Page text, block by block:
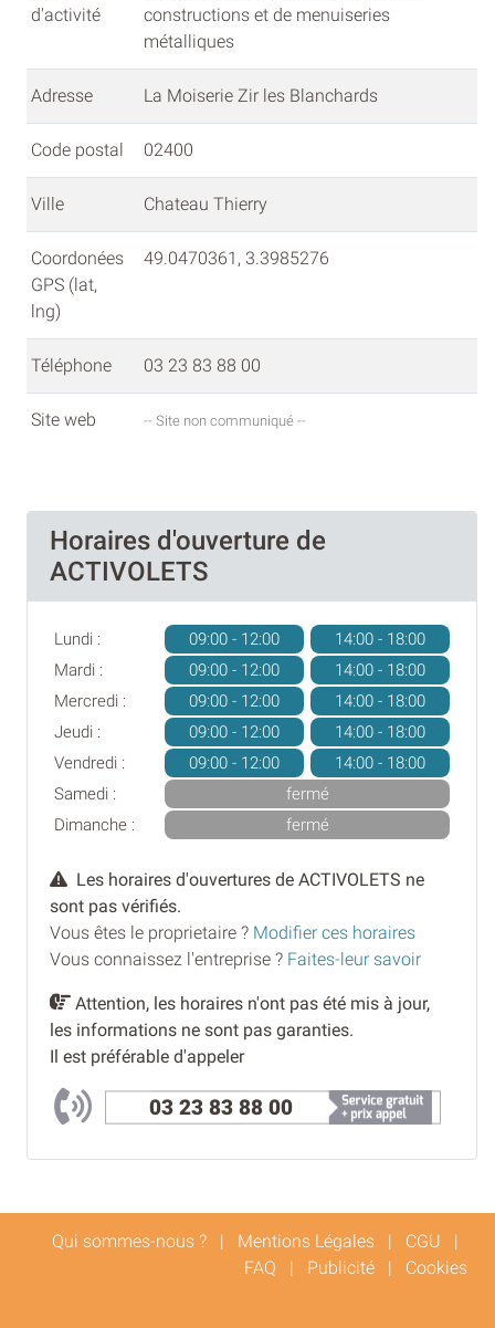
d'activité
constructions et de menuiseries
métalliques
Adresse La Moiserie Zir les Blanchards
Code postal 02400
Ville Chateau Thierry
Coordonées
GPS (lat,
lng)
49.0470361, 3.3985276
Téléphone 03 23 83 88 00
Site web -- Site non communiqué --
Horaires d'ouverture de
ACTIVOLETS
Lundi : 09:00 - 12:00
14:00 - 18:00
Mardi :
09:00 - 12:00
14:00 - 18:00
Mercredi :
09:00 - 12:00
14:00 - 18:00
Jeudi :
09:00 - 12:00
14:00 - 18:00
Vendredi :
09:00 - 12:00
14:00 - 18:00
Samedi :
fermé
Dimanche :
fermé
Les horaires d'ouvertures de ACTIVOLETS ne
sont pas vérifiés.
Vous êtes le proprietaire ? Modifier ces horaires
Vous connaissez l'entreprise ? Faites-leur savoir
Attention, les horaires n'ont pas été mis à jour,
les informations ne sont pas garanties.
Il est préférable d'appeler
03 23 83 88 00
Qui sommes-nous ? | Mentions Légales | CGU |
FAQ | Publicité | Cookies